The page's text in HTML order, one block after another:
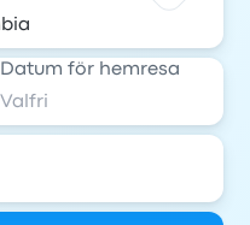
Datum för hemresa